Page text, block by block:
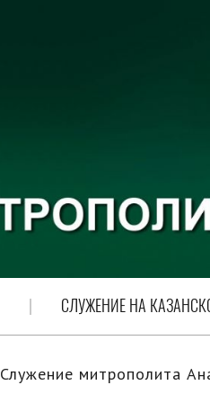
СЛУЖЕНИЕ НА
Служение митрополита